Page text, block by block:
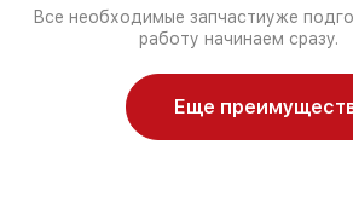
Все необходимые запчастиуже
работу начинаем сразу.
Еще